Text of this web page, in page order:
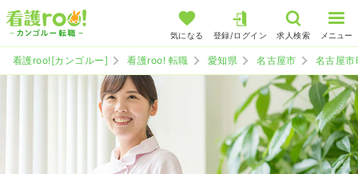
気になる 登録/ログイン 求人検索 メニュー
看護roo![カンゴルー] 看護roo! 転職 愛知県 名古屋市 名古屋市